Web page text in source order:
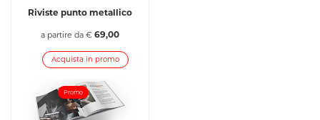
Riviste punto metallico
a partire da € 69,00
Acquista in promo
Promo